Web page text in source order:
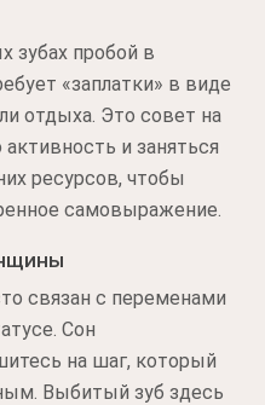
зубах пробой в
«заплатки» в виде
отдыха. Это совет на
и заняться
ресурсов, чтобы
самовыражение.
связан с переменами
Сон
на шаг, который
Выбитый зуб здесь